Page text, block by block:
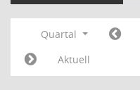
Quartal
Aktuell